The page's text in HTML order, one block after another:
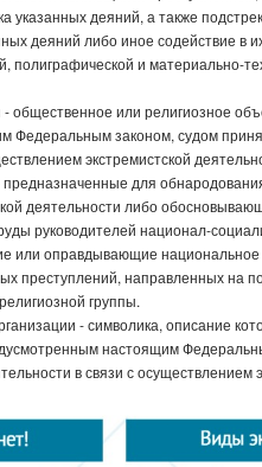
указанных деяний, а также
деяний либо иное содействие в
полиграфической и материально-
- общественное или религиозное
Федеральным законом, судом
экстремистской
предназначенные для
деятельности либо
руководителей национал-
или оправдывающие
преступлений, направленных на
группы.
- символика, описание
настоящим
в связи с осуществлением